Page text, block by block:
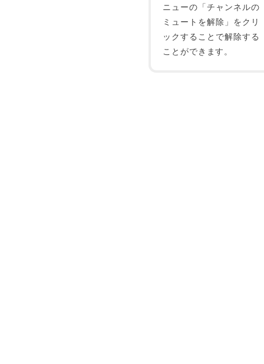
ニューの「チャンネルの
ミュートを解除」をクリ
ックすることで解除する
ことができます。